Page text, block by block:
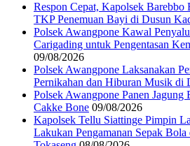
Respon Cepat, Kapolsek Barebbo
TKP Penemuan Bayi di Dusun
‎Polsek Awangpone Kawal
Carigading untuk Pengentasan
09/08/2026
‎Polsek Awangpone Laksanakan
Pernikahan dan Hiburan Musik di
Polsek Awangpone Panen Jagung
Cakke Bone 09/08/2026
Kapolsek Tellu Siattinge Pimpin
Lakukan Pengamanan Sepak